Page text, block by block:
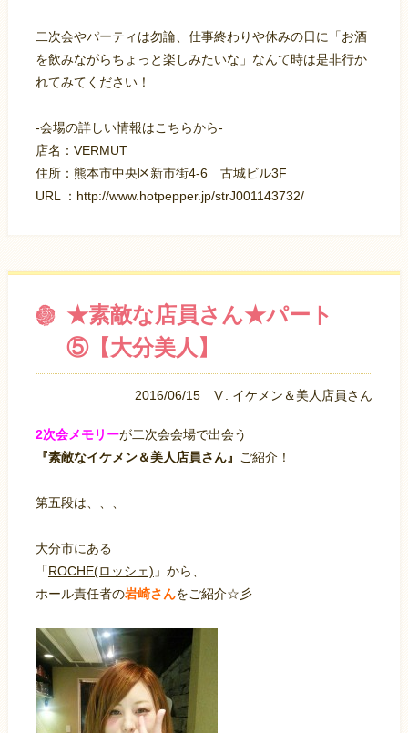
二次会やパーティは勿論、仕事終わりや休みの日に「お酒
を飲みながらちょっと楽しみたいな」なんて時は是非行か
れてみてください！
-会場の詳しい情報はこちらから-
店名：VERMUT
住所：熊本市中央区新市街4-6 古城ビル3F
URL ：http://www.hotpepper.jp/strJ001143732/
★素敵な店員さん★パート
⑤【大分美人】
2016/06/15 Ⅴ. イケメン＆美人店員さん
2次会メモリーが二次会会場で出会う
『素敵なイケメン＆美人店員さん』
ご紹介！
第五段は、、、
大分市にある
「ROCHE(ロッシェ) 」から、
ホール責任者の岩崎さんをご紹介☆彡